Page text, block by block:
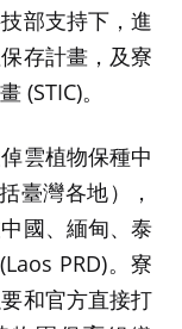
部支持下，進
存計畫，及寮
(STIC)。
雲植物保種中
臺灣各地），
國、緬甸、泰
PRD)。寮
和官方直接打